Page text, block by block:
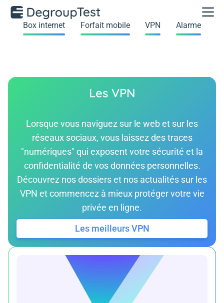
Box internet Forfait mobile VPN Alarme
Les VPN
Lorsque vous naviguez sur le web et sur les
réseaux sociaux, vous laissez des traces
"numériques" qui exposent votre sécurité et la
confidentialité de vos données personnelles.
Découvrez nos dossiers et nos actualités sur les
VPN et commencez à mieux protéger votre vie
privée en ligne.
Les meilleurs VPN